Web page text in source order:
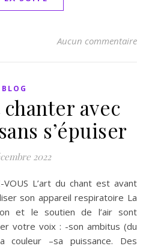
Aucun commentaire
BLOG
avec
s’épuiser
2022
son appareil respiratoire La
et le soutien de l’air sont
votre voix : -son ambitus (du
couleur –sa puissance. Des